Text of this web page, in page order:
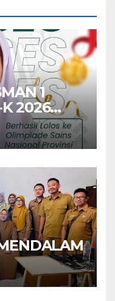
1
2026
Studi